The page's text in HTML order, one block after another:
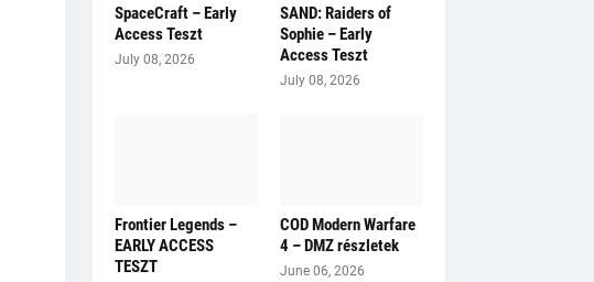
SpaceCraft – Early
Access Teszt
July 08, 2026
SAND: Raiders of
Sophie – Early
Access Teszt
July 08, 2026
Frontier Legends –
EARLY ACCESS
TESZT
COD Modern Warfare
4 – DMZ részletek
June 06, 2026